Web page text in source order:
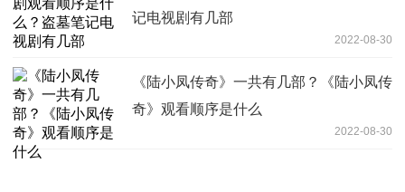
记电视剧有几部
2022-08-30
《陆小凤传奇》一共有几部？《陆小凤传
奇》观看顺序是什么
2022-08-30